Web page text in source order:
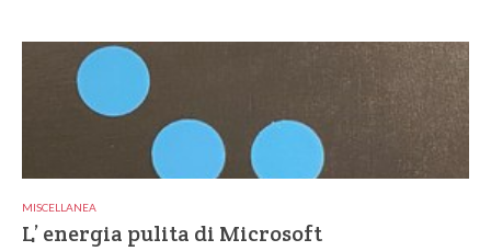
MISCELLANEA
L’ energia pulita di Microsoft